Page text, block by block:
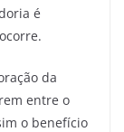
é
da
entre o
o benefício